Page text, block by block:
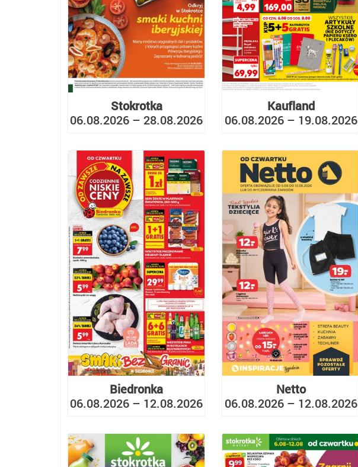
Stokrotka
06.08.2026 – 28.08.2026
Kaufland
06.08.2026 – 19.08.2026
Biedronka
06.08.2026 – 12.08.2026
Netto
06.08.2026 – 12.08.2026